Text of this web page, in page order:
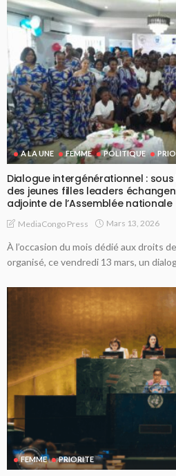
A LA UNE FEMME POLITIQUE
Dialogue intergénérationnel : sous
des jeunes filles leaders
adjointe de l’Assemblée nationale
MediaCongo Press Mars 13, 2026
À l’occasion du mois dédié aux droits
organisé, ce vendredi 13 mars, un
FEMME PRIORITE